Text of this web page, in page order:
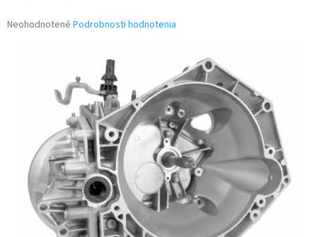
Priemerné
Neohodnotené Podrobnosti hodnotenia